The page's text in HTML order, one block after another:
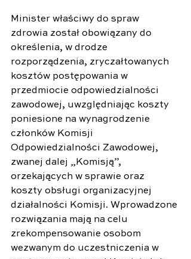
Minister właściwy do spraw
zdrowia został obowiązany do
określenia, w drodze
rozporządzenia, zryczałtowanych
kosztów postępowania w
przedmiocie odpowiedzialności
zawodowej, uwzględniając koszty
poniesione na wynagrodzenie
członków Komisji
Odpowiedzialności Zawodowej,
zwanej dalej „Komisją”,
orzekających w sprawie oraz
koszty obsługi organizacyjnej
działalności Komisji. Wprowadzone
rozwiązania mają na celu
zrekompensowanie osobom
wezwanym do uczestniczenia w